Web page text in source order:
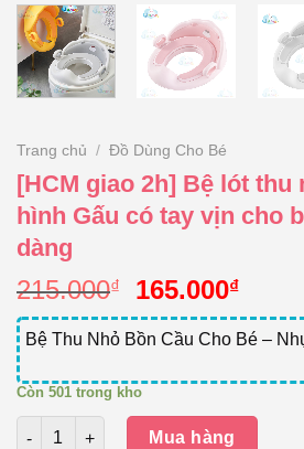
Trang chủ / Đồ Dùng Cho Bé
[HCM giao 2h] Bệ lót thu
hình Gấu có tay vịn cho
dàng
215.000₫
Giá
gốc
là:
165.000₫Giá
hiện
tại
Bệ Thu Nhỏ Bồn Cầu Cho Bé –
Còn 501 trong kho
Số lượng
Mua hàng